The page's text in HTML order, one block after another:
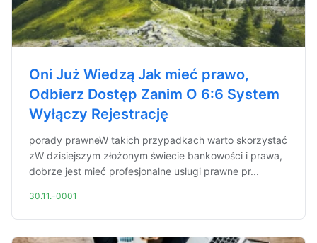
Oni Już Wiedzą Jak mieć prawo,
Odbierz Dostęp Zanim O 6:6 System
Wyłączy Rejestrację
porady prawneW takich przypadkach warto skorzystać
zW dzisiejszym złożonym świecie bankowości i prawa,
dobrze jest mieć profesjonalne usługi prawne pr...
30.11.-0001